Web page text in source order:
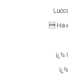
 Ha
ï¿½